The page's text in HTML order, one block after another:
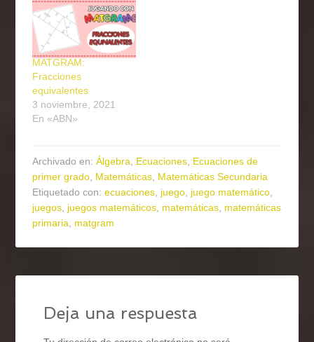
MATGRAM:
Fracciones
equivalentes
3 noviembre, 2021
En «ABN»
Archivado en:Álgebra Ecuaciones Ecuaciones de
primer grado Matemáticas Matemáticas Secundaria
Etiquetado con:ecuaciones juego juego matemático
juegos juegos matemáticos matemáticas matemáticas
primaria
matgram
Deja una respuesta